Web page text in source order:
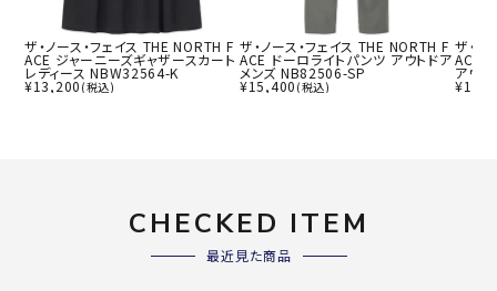
ザ・ノース・フェイス THE NORTH F
ACE ジャーニーズギャザースカート
レディース NBW32564-K
¥13,200 (税込)
ザ・ノース・フェイス THE NORTH F
ACE ドーロライトパンツ アウトドア
メンズ NB82506-SP
¥15,400 (税込)
ザ・ノ
ACE
アウ
¥
CHECKED ITEM
最近見た商品